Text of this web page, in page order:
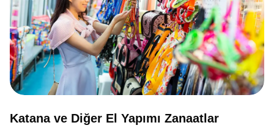
Katana ve Diğer El Yapımı Zanaatlar